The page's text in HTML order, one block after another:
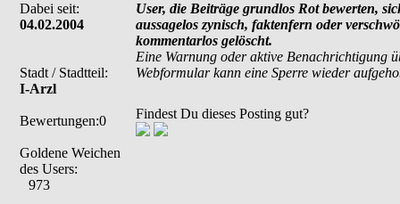
Dabei seit:
04.02.2004
Stadt / Stadtteil:
I-Arzl
Bewertungen:0
Goldene Weichen
des Users:
973
User, die Beiträge grundlos Rot bewerten,
aussagelos zynisch, faktenfern oder
kommentarlos gelöscht.
Eine Warnung oder aktive Benachrichtigung
Webformular kann eine Sperre wieder
Findest Du dieses Posting gut?